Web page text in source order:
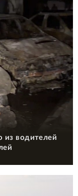
из водителей